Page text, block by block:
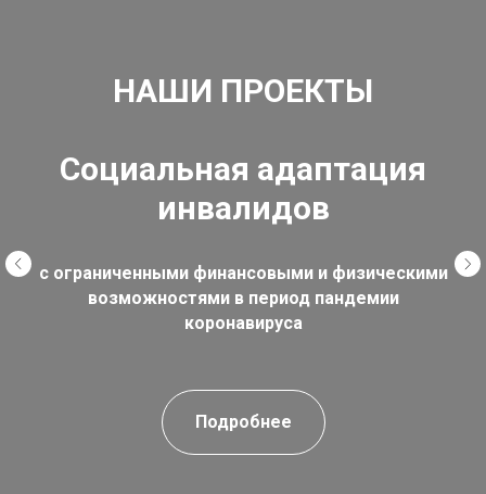
НАШИ ПРОЕКТЫ
Социальная адаптация
инвалидов
с ограниченными финансовыми и физическими
возможностями в период пандемии
коронавируса
Подробнее